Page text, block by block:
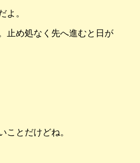
よ。
止め処なく先へ進むと日が
とだけどね。